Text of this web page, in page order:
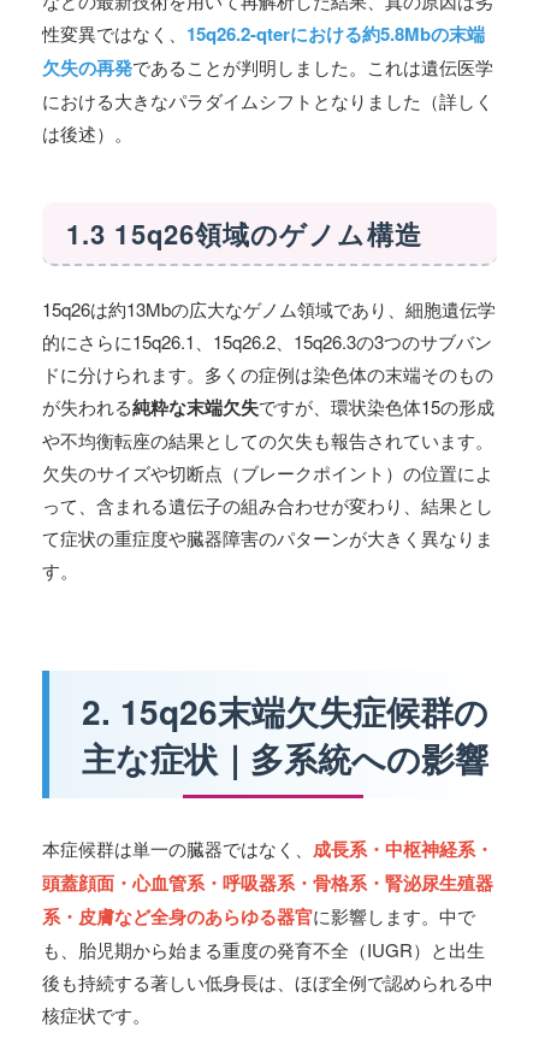
性変異ではなく、 15q26.2-qterにおける約5.8Mbの末端
欠失の再発であることが判明しました。これは遺伝医学
における大きなパラダイムシフトとなりました（詳しく
は後述）。
1.3 15q26領域のゲノム構造
15q26は約13Mbの広大なゲノム領域であり、細胞遺伝学
的にさらに15q26.1、15q26.2、15q26.3の3つのサブバン
ドに分けられます。多くの症例は染色体の末端そのもの
が失われる純粋な末端欠失ですが、環状染色体15の形成
や不均衡転座の結果としての欠失も報告されています。
欠失のサイズや切断点（ブレークポイント）の位置によ
って、含まれる遺伝子の組み合わせが変わり、結果とし
て症状の重症度や臓器障害のパターンが大きく異なりま
す。
2. 15q26末端欠失症候群の
主な症状｜多系統への影響
本症候群は単一の臓器ではなく、 成長系・中枢神経系・
頭蓋顔面・心血管系・呼吸器系・骨格系・腎泌尿生殖器
系・皮膚など全身のあらゆる器官に影響します。中で
も、胎児期から始まる重度の発育不全（IUGR）と出生
後も持続する著しい低身長は、ほぼ全例で認められる中
核症状です。